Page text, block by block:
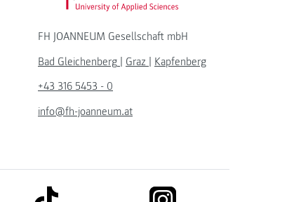
FH JOANNEUM Gesellschaft mbH
Bad Gleichenberg | Graz | Kapfenberg
+43 316 5453 - 0
info@fh-joanneum.at
link to tiktok link to instagram